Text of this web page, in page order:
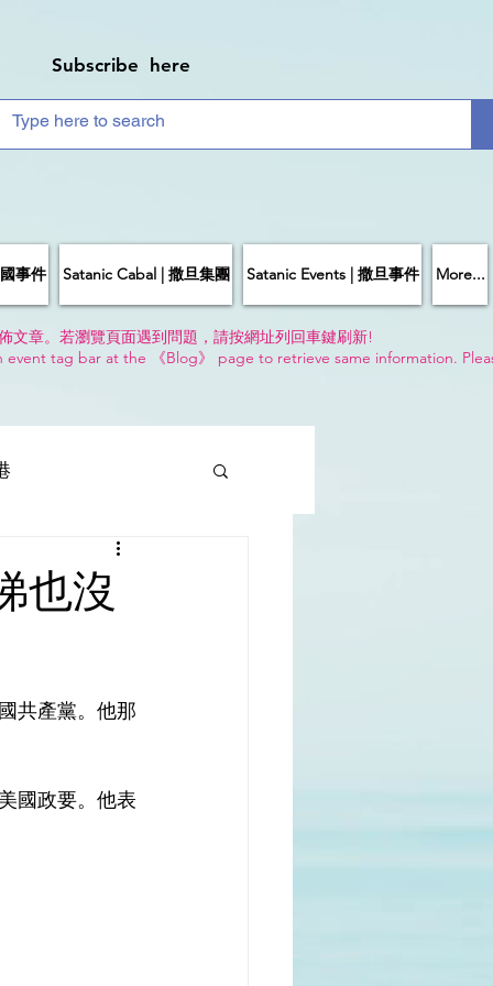
Subscribe here
事件 Satanic Cabal | 撒旦集團 Satanic Events | 撒旦事件 More...
文章。若瀏覽頁面遇到問題，請按網址列回車鍵刷新!
tag bar at the 《Blog》 page to retrieve same information.
也沒
共產黨。他那
國政要。他表